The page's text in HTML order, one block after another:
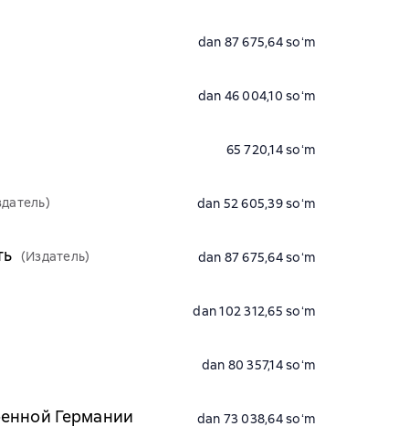
dan 87 675,64 soʻm
dan 46 004,10 soʻm
65 720,14 soʻm
dan 52 605,39 soʻm
(Издатель)
dan 87 675,64 soʻm
dan 102 312,65 soʻm
dan 80 357,14 soʻm
Германии dan 73 038,64 soʻm